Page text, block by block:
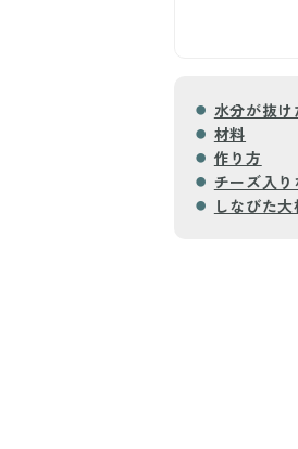
水分が抜け
材料
作り方
チーズ入
しなびた